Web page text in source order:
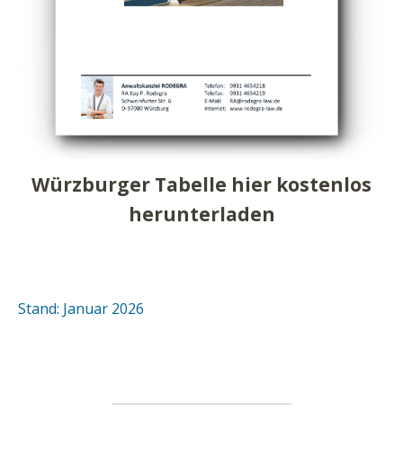
Würzburger Tabelle hier kostenlos
herunterladen
Stand: Januar 2026